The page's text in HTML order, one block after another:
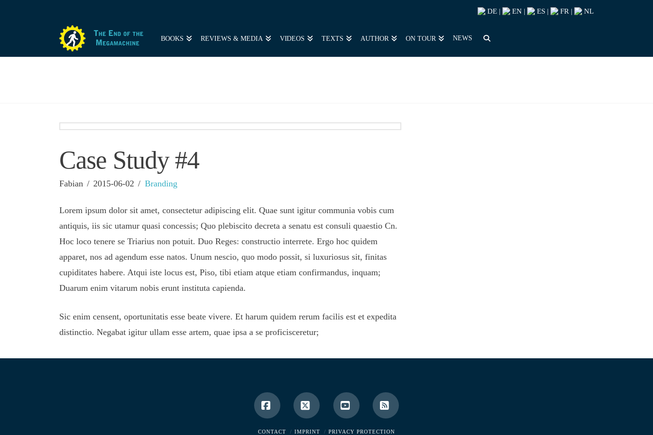
DE EN ES FR NL
BOOKS REVIEWS & MEDIA VIDEOS TEXTS AUTHOR ON TOUR NEWS
Case Study #4
Fabian 2015-06-02 Branding
Lorem ipsum dolor sit amet, consectetur adipiscing elit. Quae sunt igitur communia vobis cum
antiquis, iis sic utamur quasi concessis; Quo plebiscito decreta a senatu est consuli quaestio Cn.
Hoc loco tenere se Triarius non potuit. Duo Reges: constructio interrete. Ergo hoc quidem
apparet, nos ad agendum esse natos. Unum nescio, quo modo possit, si luxuriosus sit, finitas
cupiditates habere. Atqui iste locus est, Piso, tibi etiam atque etiam confirmandus, inquam;
Duarum enim vitarum nobis erunt instituta capienda.
Sic enim censent, oportunitatis esse beate vivere. Et harum quidem rerum facilis est et expedita
distinctio. Negabat igitur ullam esse artem, quae ipsa a se proficisceretur;
FacebookX YouTubeRSS
CONTACT IMPRINT PRIVACY PROTECTION